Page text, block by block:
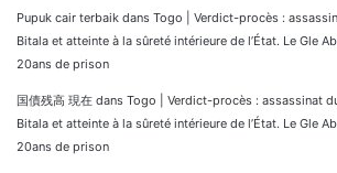
Pupuk cair terbaik dans Togo | Verdict-procès :
Bitala et atteinte à la sûreté intérieure de l’État. Le Gle
20ans de prison
国債残高 現在 dans Togo | Verdict-procès : assassinat
Bitala et atteinte à la sûreté intérieure de l’État. Le Gle
20ans de prison